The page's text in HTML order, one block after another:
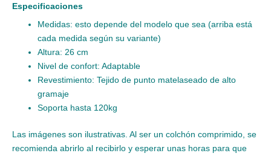
Especificaciones
Medidas: esto depende del modelo que sea (arriba está
cada medida según su variante)
Altura: 26 cm
Nivel de confort: Adaptable
Revestimiento: Tejido de punto matelaseado de alto
gramaje
Soporta hasta 120kg
Las imágenes son ilustrativas. Al ser un colchón comprimido, se
recomienda abrirlo al recibirlo y esperar unas horas para que